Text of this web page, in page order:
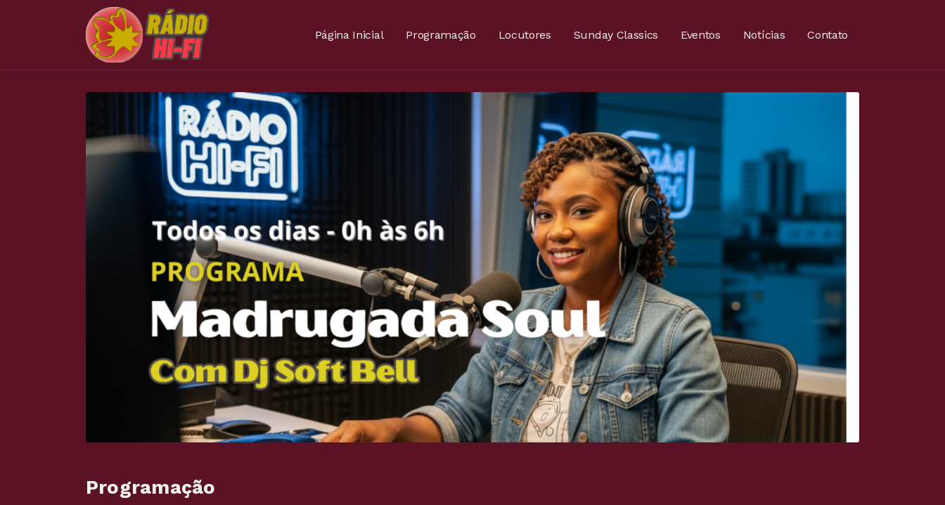
Página Inicial Programação Locutores Sunday Classics Eventos Notícias Contato
Programação